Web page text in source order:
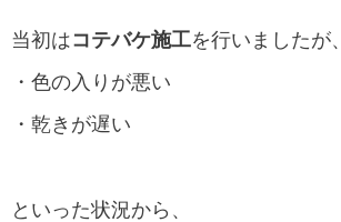
当初はコテバケ施工を行いましたが、
・色の入りが悪い
・乾きが遅い
といった状況から、